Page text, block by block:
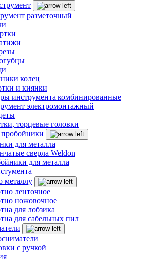
разметочный
колец
и киянки
инструмента комбинированные
электромонтажный
торцевые головки
для металла
сверла Weldon
для металла
металлу
ленточное
ножовочное
для лобзика
для сабельных пил
с ручкой